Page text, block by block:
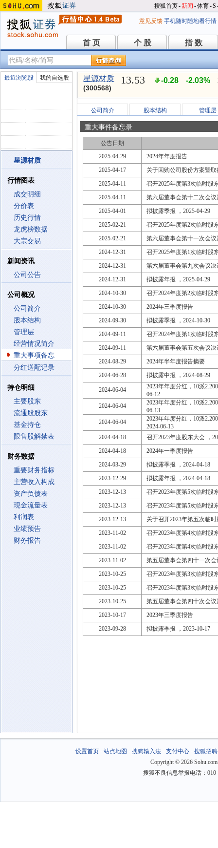
搜狐首页-新闻 -体育-S
意见反馈 手机随时随地看行情
首 页
首 页 个 股
个 股 指 数
指 数
最近浏览股 我的自选股
星源材质
行情图表
成交明细
分价表
历史行情
龙虎榜数据
大宗交易
新闻资讯
公司公告
公司概况
公司简介
股本结构
管理层
经营情况简介
重大事项备忘
分红送配记录
持仓明细
主要股东
流通股股东
基金持仓
限售股解禁表
财务数据
重要财务指标
主营收入构成
资产负债表
现金流量表
利润表
业绩预告
财务报告
星源材质
(300568)
13.53 -0.28 -2.03%
公司简介 股本结构 管理层
重大事件备忘录
公告日期
2025-04-29
2024年年度报告
2025-04-17
关于回购公司股份方案暨
2025-04-11
召开2025年度第3次临时股
2025-04-11
第六届董事会第十二次会议
2025-04-01
拟披露季报 ，2025-04-29
2025-02-21
召开2025年度第2次临时股
2025-02-21
第六届董事会第十一次会议
2024-12-31
召开2025年度第1次临时股
2024-12-31
第六届董事会第九次会议决
2024-12-31
拟披露年报 ，2025-04-29
2024-10-30
召开2024年度第2次临时股
2024-10-30
2024年三季度报告
2024-09-30
拟披露季报 ，2024-10-30
2024-09-11
召开2024年度第1次临时股
2024-09-11
第六届董事会第五次会议决
2024-08-29
2024年半年度报告摘要
2024-06-28
拟披露中报 ，2024-08-29
2024-06-04
2023年年度分红，10派
06-12
2024-06-04
2023年年度分红，10派
06-13
2024-06-04
2023年年度分红，10派
2024-06-13
2024-04-18
召开2023年度股东大会 ，
2024-04-18
2024年一季度报告
2024-03-29
拟披露季报 ，2024-04-18
2023-12-29
拟披露年报 ，2024-04-18
2023-12-13
召开2023年度第5次临时股
2023-12-13
召开2023年度第5次临时股
2023-12-13
关于召开2023年第五次临
2023-11-02
召开2023年度第4次临时股
2023-11-02
召开2023年度第4次临时股
2023-11-02
第五届董事会第四十一次
2023-10-25
召开2023年度第3次临时股
2023-10-25
召开2023年度第3次临时股
2023-10-25
第五届董事会第四十次会议
2023-10-17
2023年三季度报告
2023-09-28
拟披露季报 ，2023-10-17
设置首页- 站点地图 - 搜狗输入法- 支付中心- 搜狐招聘
Copyright © 2026
搜狐不良信息举报电话：010